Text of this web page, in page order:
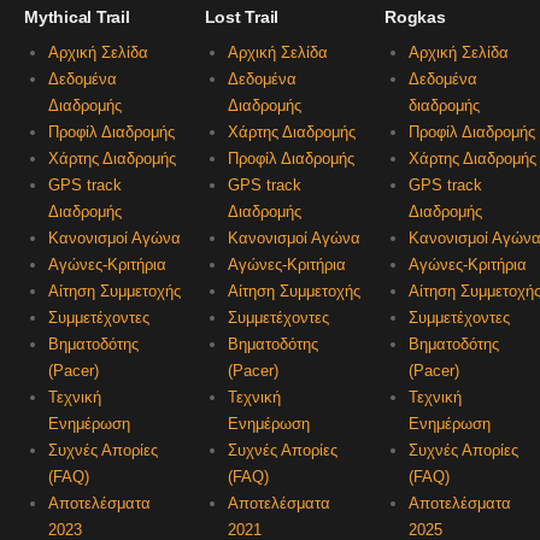
Mythical Trail
Αρχική Σελίδα
Δεδομένα
Διαδρομής
Προφίλ Διαδρομής
Χάρτης Διαδρομής
GPS track
Διαδρομής
Κανονισμοί Αγώνα
Αγώνες-Κριτήρια
Αίτηση Συμμετοχής
Συμμετέχοντες
Βηματοδότης
(Pacer)
Τεχνική
Ενημέρωση
Συχνές Απορίες
(FAQ)
Αποτελέσματα
2023
Lost Trail
Αρχική Σελίδα
Δεδομένα
Διαδρομής
Χάρτης Διαδρομής
Προφίλ Διαδρομής
GPS track
Διαδρομής
Κανονισμοί Αγώνα
Αγώνες-Κριτήρια
Αίτηση Συμμετοχής
Συμμετέχοντες
Βηματοδότης
(Pacer)
Τεχνική
Ενημέρωση
Συχνές Απορίες
(FAQ)
Αποτελέσματα
2021
Rogkas
Αρχική Σελίδα
Δεδομένα
διαδρομής
Προφίλ Διαδρομής
Χάρτης Διαδρομής
GPS track
Διαδρομής
Κανονισμοί Αγώνα
Αγώνες-Κριτήρια
Αίτηση Συμμετοχής
Συμμετέχοντες
Βηματοδότης
(Pacer)
Τεχνική
Ενημέρωση
Συχνές Απορίες
(FAQ)
Αποτελέσματα
2025